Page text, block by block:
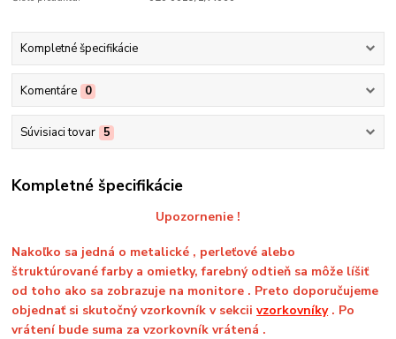
Kompletné špecifikácie
Komentáre 0
Súvisiaci tovar 5
Kompletné špecifikácie
Upozornenie !
Nakoľko sa jedná o metalické , perleťové alebo
štruktúrované farby a omietky, farebný odtieň sa môže líšiť
od toho ako sa zobrazuje na monitore . Preto doporučujeme
objednať si skutočný vzorkovník v sekciivzorkovníky. Po
vrátení bude suma za vzorkovník vrátená .